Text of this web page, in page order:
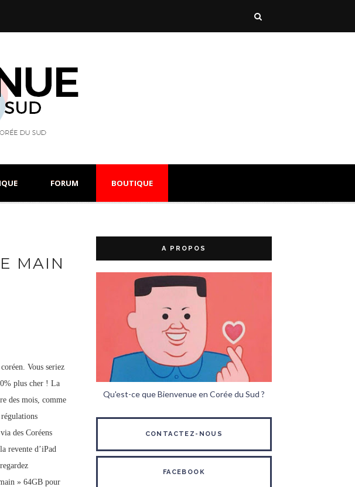
FORUM BOUTIQUE
MAIN
Vous seriez
plus cher ! La
des mois, comme
des Coréens
revente d’iPad
» 64GB pour
A PROPOS
Qu'est-ce que Bienvenue en Corée du Sud ?
CONTACTEZ-NOUS
FACEBOOK